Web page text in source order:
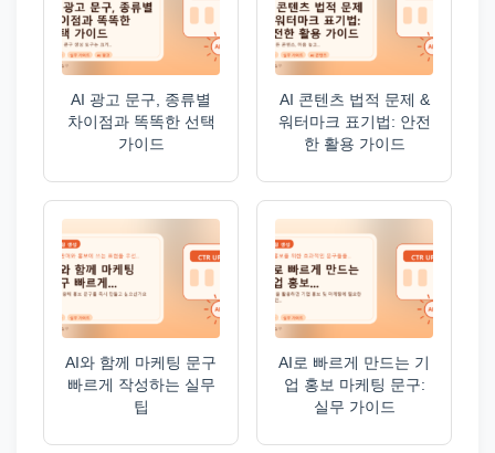
AI 광고 문구, 종류별
차이점과 똑똑한 선택
가이드
AI 콘텐츠 법적 문제 &
워터마크 표기법: 안전
한 활용 가이드
AI와 함께 마케팅 문구
빠르게 작성하는 실무
팁
AI로 빠르게 만드는 기
업 홍보 마케팅 문구:
실무 가이드